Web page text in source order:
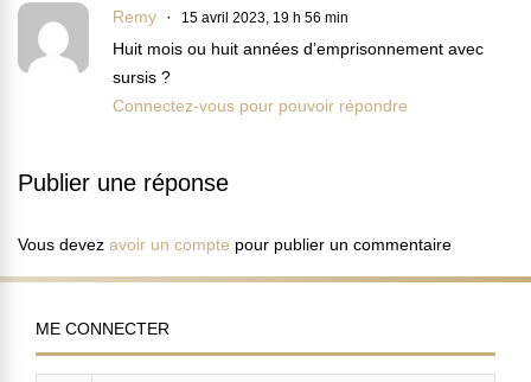
Remy 15 avril 2023, 19 h 56 min
Huit mois ou huit années d’emprisonnement avec
sursis ?
Connectez-vous pour pouvoir répondre
Publier une réponse
Vous devez avoir un compte pour publier un commentaire
ME CONNECTER